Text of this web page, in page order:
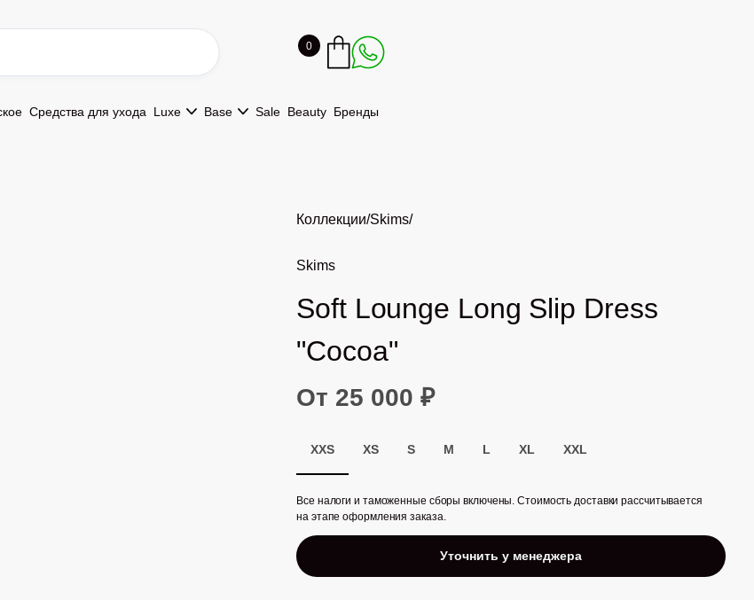
0
Средства для ухода Luxe Base Sale Beauty Бренды
Коллекции/Skims/
Skims
Soft Lounge Long Slip Dress
"Cocoa"
От 25 000 ₽
XXS XS S M L XL XXL
Все налоги и таможенные сборы включены. Стоимость доставки рассчитывается
на этапе оформления заказа.
Уточнить у менеджера